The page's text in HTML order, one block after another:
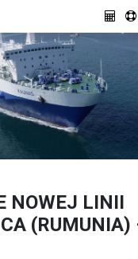
NOWEJ LINII
(RUMUNIA)